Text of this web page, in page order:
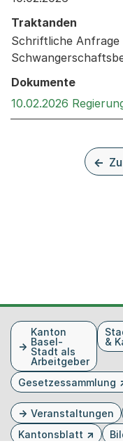
Traktanden
Schriftliche
Dokumente
10.02.2026
FusszeileKanton
Basel-
Stadt als
Arbeitgeber
&
Gesetzessammlung
Veranstaltungen
Kantonsblatt